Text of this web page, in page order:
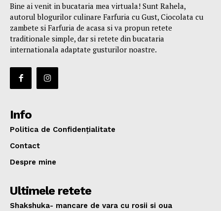
Bine ai venit in bucataria mea virtuala! Sunt Rahela,
autorul blogurilor culinare Farfuria cu Gust, Ciocolata cu
zambete si Farfuria de acasa si va propun retete
traditionale simple, dar si retete din bucataria
internationala adaptate gusturilor noastre.
Info
Politica de Confidențialitate
Contact
Despre mine
Ultimele retete
Shakshuka- mancare de vara cu rosii si oua